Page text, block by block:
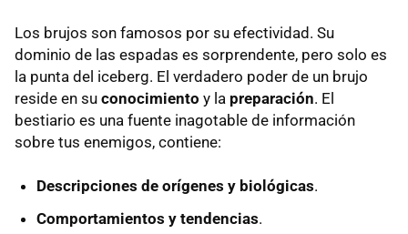
Los brujos son famosos por su efectividad. Su
dominio de las espadas es sorprendente, pero solo es
la punta del iceberg. El verdadero poder de un brujo
reside en su conocimiento y la preparación. El
bestiario es una fuente inagotable de información
sobre tus enemigos, contiene:
Descripciones de orígenes y biológicas.
Comportamientos y tendencias.